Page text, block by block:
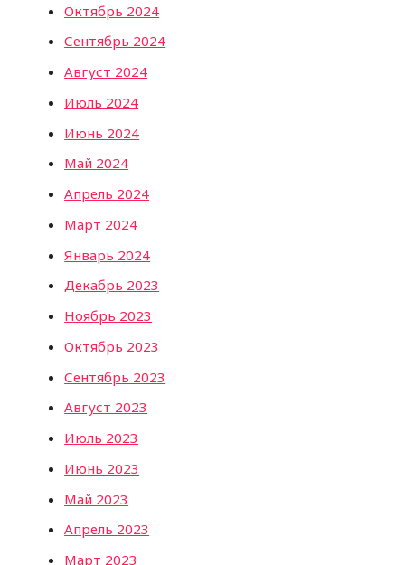
Октябрь 2024
Сентябрь 2024
Август 2024
Июль 2024
Июнь 2024
Май 2024
Апрель 2024
Март 2024
Январь 2024
Декабрь 2023
Ноябрь 2023
Октябрь 2023
Сентябрь 2023
Август 2023
Июль 2023
Июнь 2023
Май 2023
Апрель 2023
Март 2023